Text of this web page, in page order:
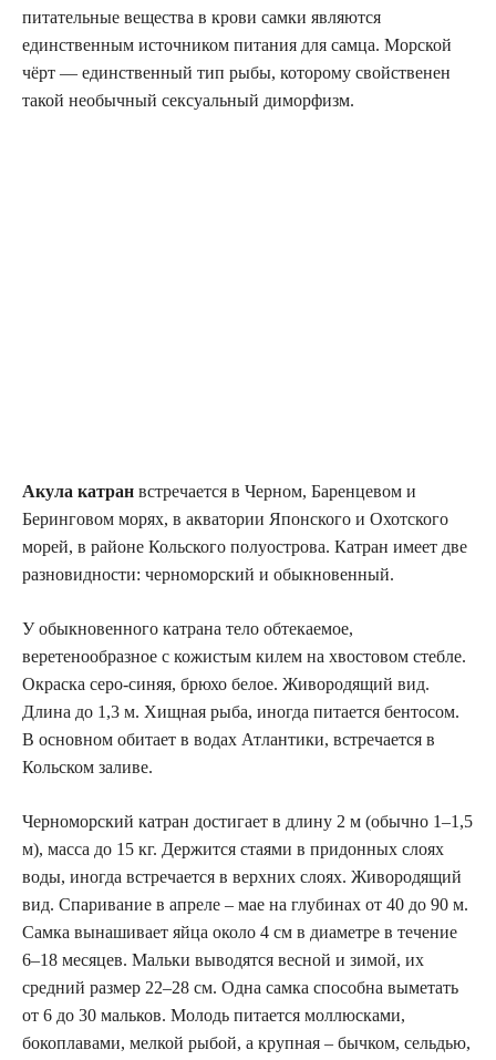
питательные вещества в крови самки являются
единственным источником питания для самца. Морской
чёрт — единственный тип рыбы, которому свойственен
такой необычный сексуальный диморфизм.
Акула катран встречается в Черном, Баренцевом и
Беринговом морях, в акватории Японского и Охотского
морей, в районе Кольского полуострова. Катран имеет две
разновидности: черноморский и обыкновенный.
У обыкновенного катрана тело обтекаемое,
веретенообразное с кожистым килем на хвостовом стебле.
Окраска серо-синяя, брюхо белое. Живородящий вид.
Длина до 1,3 м. Хищная рыба, иногда питается бентосом.
В основном обитает в водах Атлантики, встречается в
Кольском заливе.
Черноморский катран достигает в длину 2 м (обычно 1–1,5
м), масса до 15 кг. Держится стаями в придонных слоях
воды, иногда встречается в верхних слоях. Живородящий
вид. Спаривание в апреле – мае на глубинах от 40 до 90 м.
Самка вынашивает яйца около 4 см в диаметре в течение
6–18 месяцев. Мальки выводятся весной и зимой, их
средний размер 22–28 см. Одна самка способна выметать
от 6 до 30 мальков. Молодь питается моллюсками,
бокоплавами, мелкой рыбой, а крупная – бычком, сельдью,